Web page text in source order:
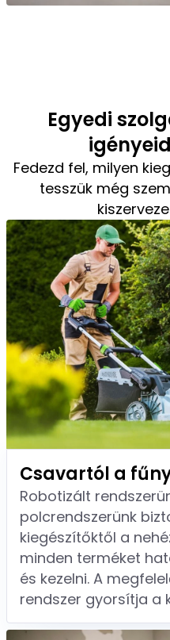
Egyedi
Fedezd fel, milyen
tesszük még
Csavartól a
Robotizált
polcrendszerünk
kiegészítőktől a
minden terméket
és kezelni. A
rendszer gyorsítja a